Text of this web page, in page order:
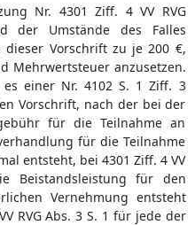
Nr. 4301 Ziff. 4 VV RVG
der Umstände des Falles
Vorschrift zu je 200 €,
Mehrwertsteuer anzusetzen.
einer Nr. 4102 S. 1 Ziff. 3
Vorschrift, nach der bei der
für die Teilnahme an
für die Teilnahme
entsteht, bei 4301 Ziff. 4 VV
Beistandsleistung für den
Vernehmung entsteht
RVG Abs. 3 S. 1 für jede der